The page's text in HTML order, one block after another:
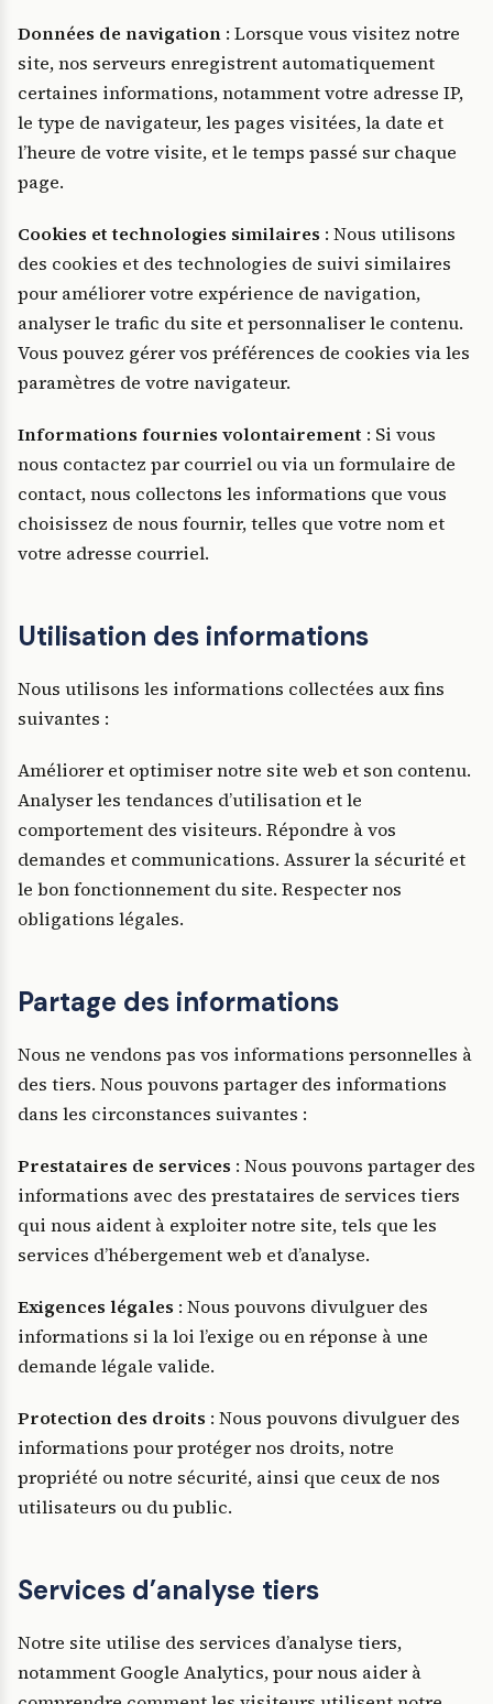
Données de navigation : Lorsque vous visitez notre
site, nos serveurs enregistrent automatiquement
certaines informations, notamment votre adresse IP,
le type de navigateur, les pages visitées, la date et
l’heure de votre visite, et le temps passé sur chaque
page.
Cookies et technologies similaires : Nous utilisons
des cookies et des technologies de suivi similaires
pour améliorer votre expérience de navigation,
analyser le trafic du site et personnaliser le contenu.
Vous pouvez gérer vos préférences de cookies via les
paramètres de votre navigateur.
Informations fournies volontairement : Si vous
nous contactez par courriel ou via un formulaire de
contact, nous collectons les informations que vous
choisissez de nous fournir, telles que votre nom et
votre adresse courriel.
Utilisation des informations
Nous utilisons les informations collectées aux fins
suivantes :
Améliorer et optimiser notre site web et son contenu.
Analyser les tendances d’utilisation et le
comportement des visiteurs. Répondre à vos
demandes et communications. Assurer la sécurité et
le bon fonctionnement du site. Respecter nos
obligations légales.
Partage des informations
Nous ne vendons pas vos informations personnelles à
des tiers. Nous pouvons partager des informations
dans les circonstances suivantes :
Prestataires de services : Nous pouvons partager des
informations avec des prestataires de services tiers
qui nous aident à exploiter notre site, tels que les
services d’hébergement web et d’analyse.
Exigences légales : Nous pouvons divulguer des
informations si la loi l’exige ou en réponse à une
demande légale valide.
Protection des droits : Nous pouvons divulguer des
informations pour protéger nos droits, notre
propriété ou notre sécurité, ainsi que ceux de nos
utilisateurs ou du public.
Services d’analyse tiers
Notre site utilise des services d’analyse tiers,
notamment Google Analytics, pour nous aider à